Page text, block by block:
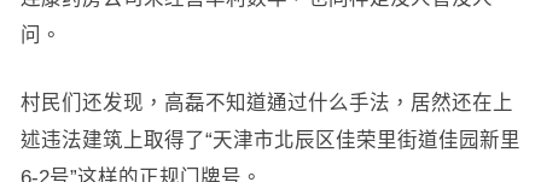
问。
村民们还发现，高磊不知道通过什么手法，居然还在上
述违法建筑上取得了“天津市北辰区佳荣里街道佳园新里
6-2号”这样的正规门牌号。